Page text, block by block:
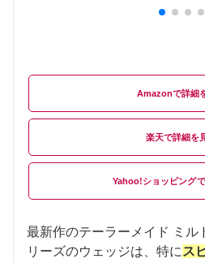
Amazon
楽天
Yahoo!ショッピング
最新作のテーラーメイド ミル
リーズのウェッジは、特に ス